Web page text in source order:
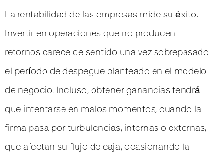
La rentabilidad de las empresas mide su éxito.
Invertir en operaciones que no producen
retornos carece de sentido una vez sobrepasado
el período de despegue planteado en el modelo
de negocio. Incluso, obtener ganancias tendrá
que intentarse en malos momentos, cuando la
firma pasa por turbulencias, internas o externas,
que afectan su flujo de caja, ocasionando la